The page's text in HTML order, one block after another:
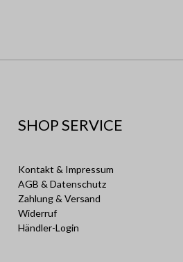
SHOP SERVICE
Kontakt & Impressum
AGB & Datenschutz
Zahlung & Versand
Widerruf
Händler-Login